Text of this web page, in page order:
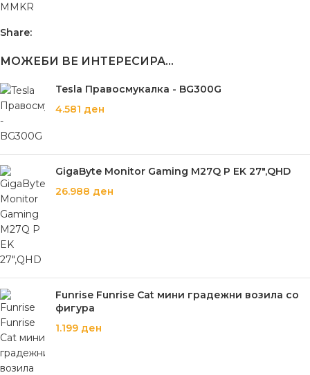
MMKR
Share:
МОЖЕБИ ВЕ ИНТЕРЕСИРА…
Tesla Правосмукалка - BG300G
4.581 ден
GigaByte Monitor Gaming M27Q P EK 27",QHD
26.988 ден
Funrise Funrise Cat мини градежни возила со
фигура
1.199 ден